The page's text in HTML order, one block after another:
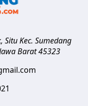
Situ Kec. Sumedang
Barat 45323